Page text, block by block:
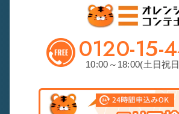
0120-15-
10:00～18:00(土日祝